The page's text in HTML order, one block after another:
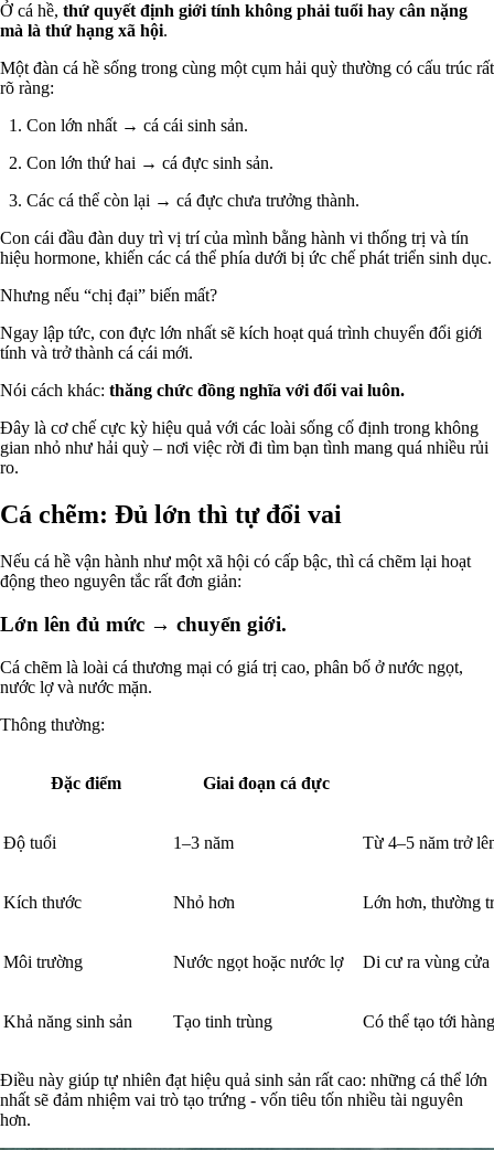
Ở cá hề, thứ quyết định giới tính không phải tuổi hay cân nặng
mà là thứ hạng xã hội.
Một đàn cá hề sống trong cùng một cụm hải quỳ thường có cấu trúc rất
rõ ràng:
Con lớn nhất → cá cái sinh sản.
Con lớn thứ hai → cá đực sinh sản.
Các cá thể còn lại → cá đực chưa trưởng thành.
Con cái đầu đàn duy trì vị trí của mình bằng hành vi thống trị và tín
hiệu hormone, khiến các cá thể phía dưới bị ức chế phát triển sinh dục.
Nhưng nếu “chị đại” biến mất?
Ngay lập tức, con đực lớn nhất sẽ kích hoạt quá trình chuyển đổi giới
tính và trở thành cá cái mới.
Nói cách khác: thăng chức đồng nghĩa với đổi vai luôn.
Đây là cơ chế cực kỳ hiệu quả với các loài sống cố định trong không
gian nhỏ như hải quỳ – nơi việc rời đi tìm bạn tình mang quá nhiều rủi
ro.
Cá chẽm: Đủ lớn thì tự đổi vai
Nếu cá hề vận hành như một xã hội có cấp bậc, thì cá chẽm lại hoạt
động theo nguyên tắc rất đơn giản:
Lớn lên đủ mức → chuyển giới.
Cá chẽm là loài cá thương mại có giá trị cao, phân bố ở nước ngọt,
nước lợ và nước mặn.
Thông thường:
Đặc điểm Giai đoạn cá đực
Độ tuổi 1–3 năm Từ 4–5 năm trở
Kích thước Nhỏ hơn Lớn hơn, thường
Môi trường Nước ngọt hoặc nước lợ Di cư ra vùng cửa
Khả năng sinh sản Tạo tinh trùng Có thể tạo tới
Điều này giúp tự nhiên đạt hiệu quả sinh sản rất cao: những cá thể lớn
nhất sẽ đảm nhiệm vai trò tạo trứng - vốn tiêu tốn nhiều tài nguyên
hơn.